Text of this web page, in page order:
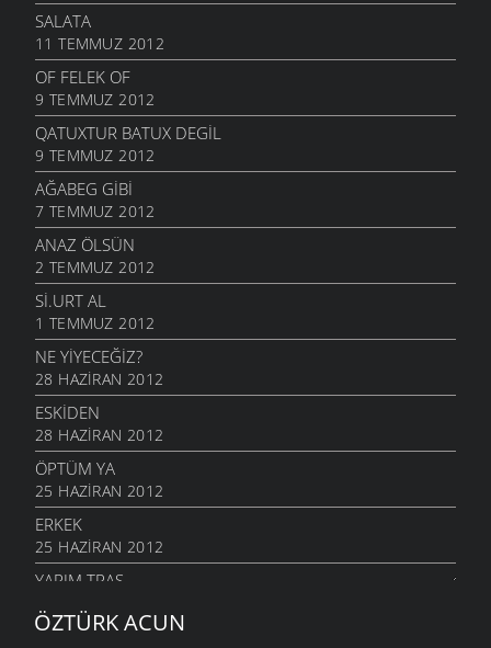
SALATA
11 TEMMUZ 2012
OF FELEK OF
9 TEMMUZ 2012
QATUXTUR BATUX DEGIL
9 TEMMUZ 2012
AĞABEG GIBI
7 TEMMUZ 2012
ANAZ ÖLSÜN
2 TEMMUZ 2012
SI.URT AL
1 TEMMUZ 2012
NE YİYECEĞİZ?
28 HAZIRAN 2012
ESKIDEN
28 HAZIRAN 2012
ÖPTÜM YA
25 HAZIRAN 2012
ERKEK
25 HAZIRAN 2012
YARIM TRAŞ
TIRINKLI
ÖZTÜRK ACUN